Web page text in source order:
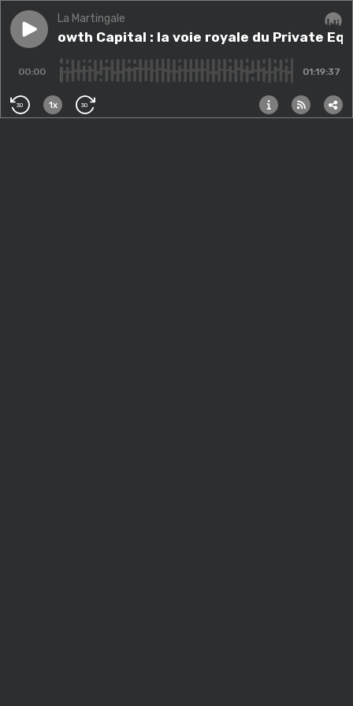
Play episode#191 - Growth Capital : la voie royale du Private
La Martingale
- Growth Capital : la voie royale du Private
00:00 01:19:37
30 1x 30